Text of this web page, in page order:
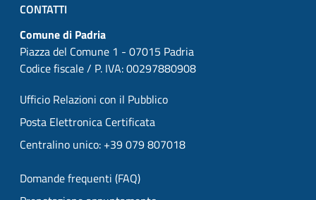
CONTATTI
Comune di Padria
Piazza del Comune 1 - 07015 Padria
Codice fiscale / P. IVA: 00297880908
Ufficio Relazioni con il Pubblico
Posta Elettronica Certificata
Centralino unico: +39 079 807018
Domande frequenti (FAQ)